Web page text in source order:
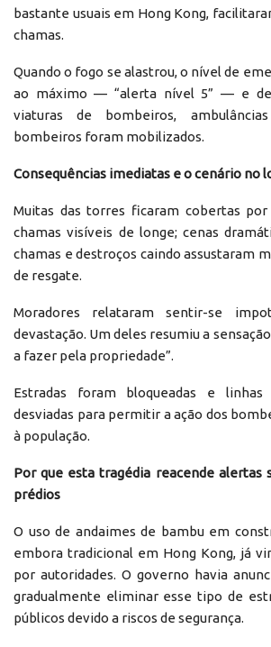
bastante usuais em Hong Kong,
chamas.
Quando o fogo se alastrou, o nível de
ao máximo — “alerta nível 5” — e
viaturas de bombeiros,
bombeiros foram mobilizados.
Consequências imediatas e o cenário no
Muitas das torres ficaram cobertas por
chamas visíveis de longe; cenas
chamas e destroços caindo assustaram
de resgate.
Moradores relataram sentir-se
devastação. Um deles resumiu a
a fazer pela propriedade”.
Estradas foram bloqueadas e
desviadas para permitir a ação dos
à população.
Por que esta tragédia reacende alertas
prédios
O uso de andaimes de bambu em
embora tradicional em Hong Kong, já
por autoridades. O governo havia
gradualmente eliminar esse tipo de
públicos devido a riscos de segurança.